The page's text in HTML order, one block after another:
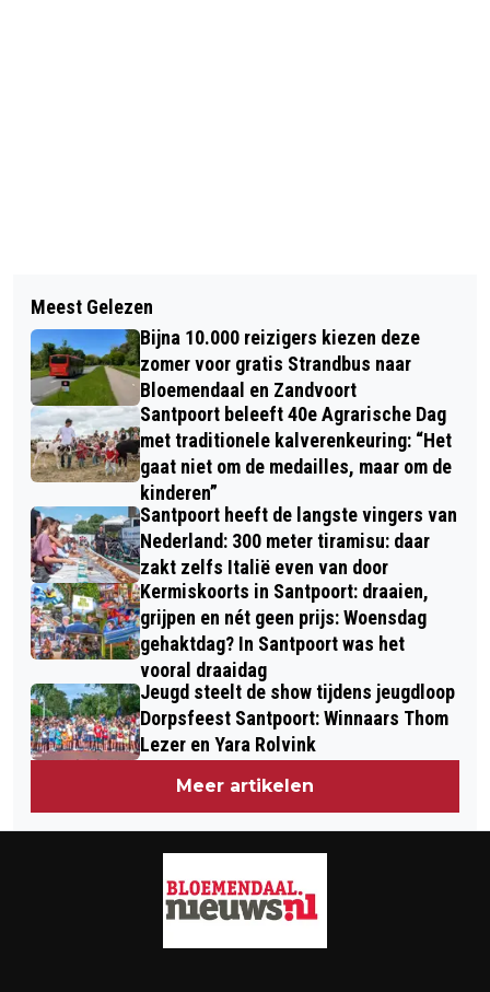
BLOEMENDAAL HOUDT DE SPANNING
ERIN
BLOEMEN GOED VOOR HET BREIN;
PROFESSOR ERIK SCHERDER OPENT
SEIZOEN KEUKENHOF
Meest Gelezen
Bijna 10.000 reizigers kiezen deze
zomer voor gratis Strandbus naar
Bloemendaal en Zandvoort
Santpoort beleeft 40e Agrarische Dag
met traditionele kalverenkeuring: “Het
gaat niet om de medailles, maar om de
kinderen”
Santpoort heeft de langste vingers van
Nederland: 300 meter tiramisu: daar
zakt zelfs Italië even van door
Kermiskoorts in Santpoort: draaien,
grijpen en nét geen prijs: Woensdag
gehaktdag? In Santpoort was het
vooral draaidag
Jeugd steelt de show tijdens jeugdloop
Dorpsfeest Santpoort: Winnaars Thom
Lezer en Yara Rolvink
Meer artikelen